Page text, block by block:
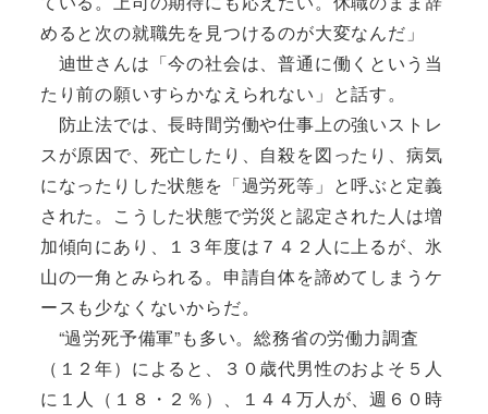
めると次の就職先を見つけるのが大変なんだ」
迪世さんは「今の社会は、普通に働くという当
たり前の願いすらかなえられない」と話す。
防止法では、長時間労働や仕事上の強いストレ
スが原因で、死亡したり、自殺を図ったり、病気
になったりした状態を「過労死等」と呼ぶと定義
された。こうした状態で労災と認定された人は増
加傾向にあり、１３年度は７４２人に上るが、氷
山の一角とみられる。申請自体を諦めてしまうケ
ースも少なくないからだ。
“過労死予備軍”も多い。総務省の労働力調査
（１２年）によると、３０歳代男性のおよそ５人
に１人（１８・２％）、１４４万人が、週６０時